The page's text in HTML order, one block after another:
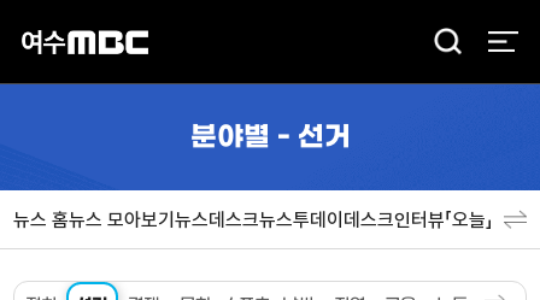
검
분야별 - 선거
뉴스 홈뉴스 모아보기뉴스데스크뉴스투데이데스크인터뷰「오늘」 분야